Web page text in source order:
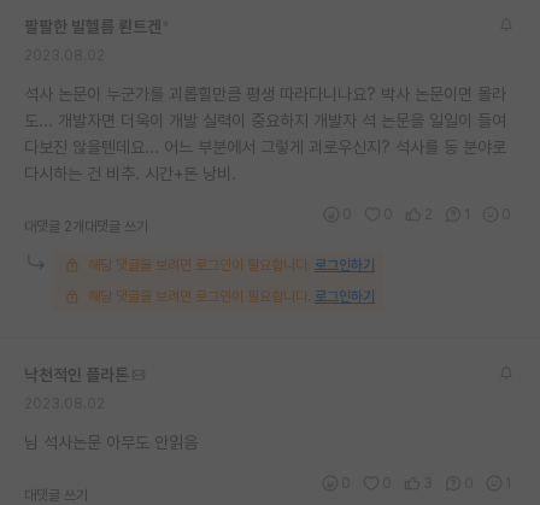
유학교육
이벤트
반도체 아카데미
재팬라운지 🌸
팔팔한 빌헬름 뢴트겐
석사 논문이 누군가를 괴롭힐만큼 평생 따라다니나요? 박사 논문이면 몰라
도... 개발자면 더욱이 개발 실력이 중요하지 개발자 석 논문을 일일이 들여
다보진 않을텐데요... 어느 부분에서 그렇게 괴로우신지? 석사를 동 분야로
다시하는 건 비추. 시간+돈 낭비.
대댓글 2개 대댓글 쓰기
해당 댓글을 보려면 로그인이 필요합니다. 로그인하기
해당 댓글을 보려면 로그인이 필요합니다. 로그인하기
낙천적인 플라톤
님 석사논문 아무도 안읽음
대댓글 쓰기